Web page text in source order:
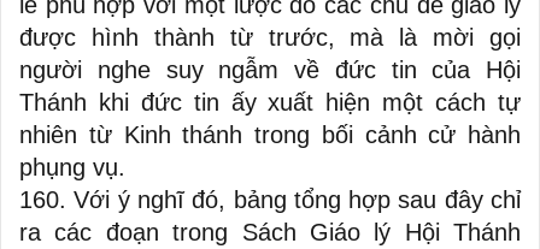
được hình thành từ trước, mà là mời gọi
người nghe suy ngẫm về đức tin của Hội
Thánh khi đức tin ấy xuất hiện một cách tự
nhiên từ Kinh thánh trong bối cảnh cử hành
phụng vụ.
160. Với ý nghĩ đó, bảng tổng hợp sau đâychỉ
ra các đoạn trong Sách Giáo lý Hội Thánh